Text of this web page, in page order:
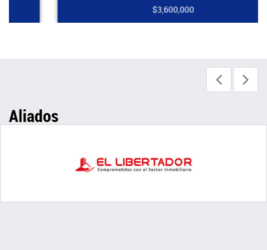
$3,600,000
Aliados